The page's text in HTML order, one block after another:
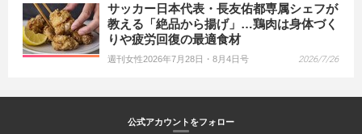
サッカー日本代表・長友佑都専属シェフが
教える「絶品から揚げ」…鶏肉は身体づく
りや疲労回復の最適食材
週刊女性2026年7月28日・8月4日号 2026/7/26
公式アカウントをフォロー